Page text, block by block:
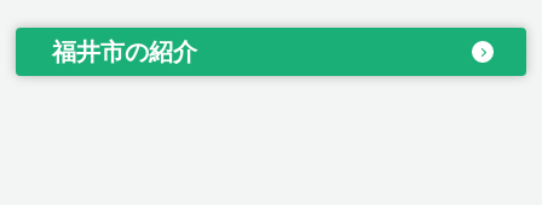
福井市の紹介